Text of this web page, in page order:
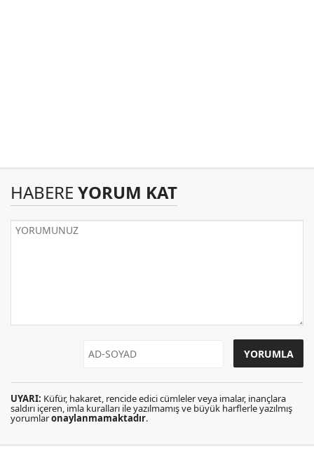
HABERE YORUM KAT
UYARI: Küfür, hakaret, rencide edici cümleler veya imalar, inançlara
saldırı içeren, imla kuralları ile yazılmamış ve büyük harflerle yazılmış
yorumlaronaylanmamaktadır.